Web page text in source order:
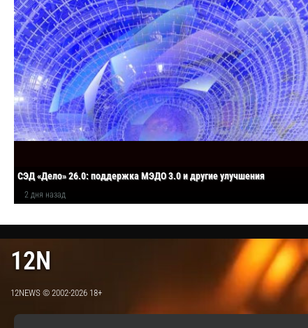
СЭД «Дело» 26.0: поддержка МЭДО 3.0 и другие улучшения
2 дня назад
12N
12NEWS © 2002-2026 18+